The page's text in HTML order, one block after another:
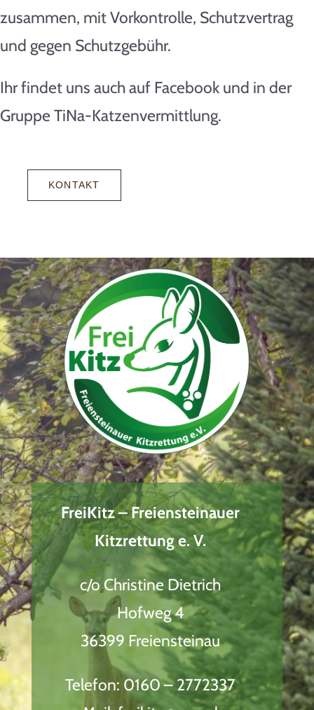
zusammen, mit Vorkontrolle, Schutzvertrag
und gegen Schutzgebühr.
Ihr findet uns auch auf Facebook und in der
Gruppe TiNa-Katzenvermittlung.
KONTAKT
FreiKitz – Freiensteinauer
Kitzrettung e. V.
c/o Christine Dietrich
Hofweg 4
36399 Freiensteinau
Telefon: 0160 – 2772337